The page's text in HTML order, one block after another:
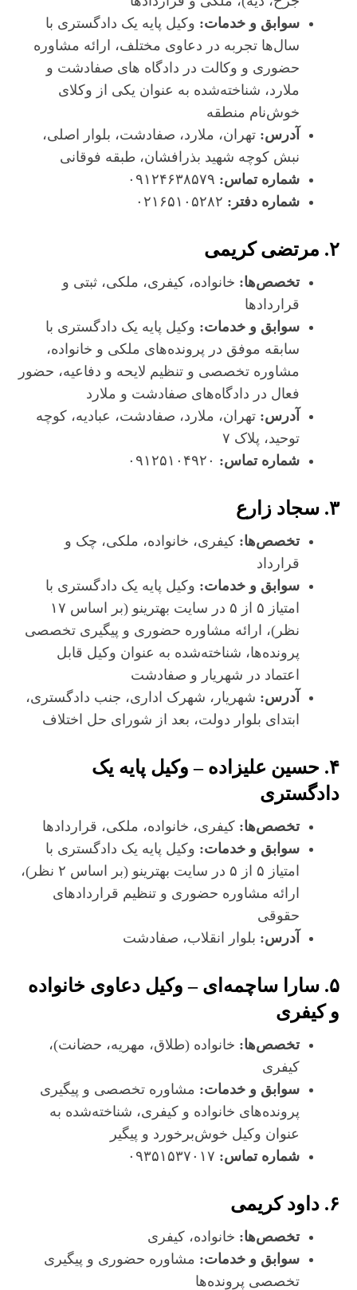
سوابق و خدمات: وکیل پایه یک دادگستری با
سال‌ها تجربه در دعاوی مختلف، ارائه مشاوره
حضوری و وکالت در دادگاه‌ های صفادشت و
ملارد، شناخته‌شده به عنوان یکی از وکلای
خوش‌نام منطقه
آدرس: تهران، ملارد، صفادشت، بلوار اصلی،
نبش کوچه شهید بذرافشان، طبقه فوقانی
شماره تماس:
شماره دفتر:
۲. مرتضی کریمی
تخصص‌ها: خانواده، کیفری، ملکی، ثبتی و
قراردادها
سوابق و خدمات: وکیل پایه یک دادگستری با
سابقه موفق در پرونده‌های ملکی و خانواده،
مشاوره تخصصی و تنظیم لایحه و دفاعیه، حضور
فعال در دادگاه‌های صفادشت و ملارد
آدرس: تهران، ملارد، صفادشت، عبادیه، کوچه
توحید، پلاک ۷
شماره تماس:
۳. سجاد زارع
تخصص‌ها: کیفری، خانواده، ملکی، چک و
قرارداد
سوابق و خدمات: وکیل پایه یک دادگستری با
امتیاز ۵ از ۵ در سایت بهترینو (بر اساس ۱۷
نظر)، ارائه مشاوره حضوری و پیگیری تخصصی
پرونده‌ها، شناخته‌شده به عنوان وکیل قابل
اعتماد در شهریار و صفادشت
آدرس: شهریار، شهرک اداری، جنب دادگستری،
ابتدای بلوار دولت، بعد از شورای حل اختلاف
۴. حسین علیزاده – وکیل پایه یک
دادگستری
تخصص‌ها: کیفری، خانواده، ملکی، قراردادها
سوابق و خدمات: وکیل پایه یک دادگستری با
امتیاز ۵ از ۵ در سایت بهترینو (بر اساس ۲ نظر)،
ارائه مشاوره حضوری و تنظیم قراردادهای
حقوقی
آدرس: بلوار انقلاب، صفادشت
۵. سارا ساچمه‌ای – وکیل دعاوی خانواده
و کیفری
تخصص‌ها: خانواده (طلاق، مهریه، حضانت)،
کیفری
سوابق و خدمات: مشاوره تخصصی و پیگیری
پرونده‌های خانواده و کیفری، شناخته‌شده به
عنوان وکیل خوش‌برخورد و پیگیر
شماره تماس:
۶. داود کریمی
تخصص‌ها: خانواده، کیفری
سوابق و خدمات: مشاوره حضوری و پیگیری
تخصصی پرونده‌ها